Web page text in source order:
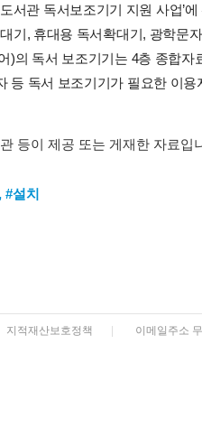
서관 독서보조기기 지원 사업’에
기, 휴대용 독서확대기, 광학문
)의 독서 보조기기는 4층 종합자
등 독서 보조기기가 필요한 이용
등이 제공 또는 게재한 자료입
, #설치
지적재산보호정책 | 이메일주소